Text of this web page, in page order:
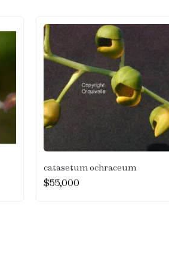
catasetum ochraceum
$55,000